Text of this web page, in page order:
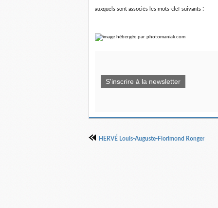
auxquels sont associés les mots-clef suivants :
S'inscrire à la newsletter
HERVÉ Louis-Auguste-Florimond Ronger